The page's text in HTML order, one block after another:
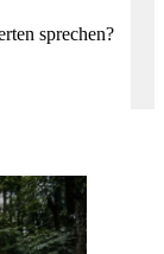
sprechen?